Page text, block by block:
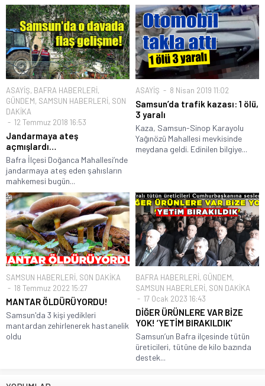
ASAYİŞ, BAFRA HABERLERİ,
GÜNDEM, SAMSUN HABERLERİ, SON
DAKİKA
12 Temmuz 2018 16:53
Jandarmaya ateş
açmışlardı…
Bafra İlçesi Doğanca Mahallesi’nde
jandarmaya ateş eden şahısların
mahkemesi bugün...
ASAYİŞ 8 Nisan 2019 11:02
Samsun’da trafik kazası: 1 ölü,
3 yaralı
Kaza, Samsun-Sinop Karayolu
Yağınözü Mahallesi mevkisinde
meydana geldi. Edinilen bilgiye...
SAMSUN HABERLERİ, SON DAKİKA
18 Temmuz 2022 15:27
MANTAR ÖLDÜRÜYORDU!
Samsun'da 3 kişi yedikleri
mantardan zehirlenerek hastanelik
oldu
BAFRA HABERLERİ, GÜNDEM,
SAMSUN HABERLERİ, SON DAKİKA
17 Ocak 2023 16:43
DİĞER ÜRÜNLERE VAR BİZE
YOK! ‘YETİM BIRAKILDIK’
Samsun’un Bafra ilçesinde tütün
üreticileri, tütüne de kilo bazında
destek...